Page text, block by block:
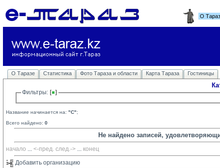
О
О Таразе Статистика Фото Тараза и области Карта Тараза Гостиницы
Фильтры:
Название начинается на: "C";
Всего найдено: 0
Не найдено записей,
начало ... <-пред. след.-> ... конец
Добавить организацию